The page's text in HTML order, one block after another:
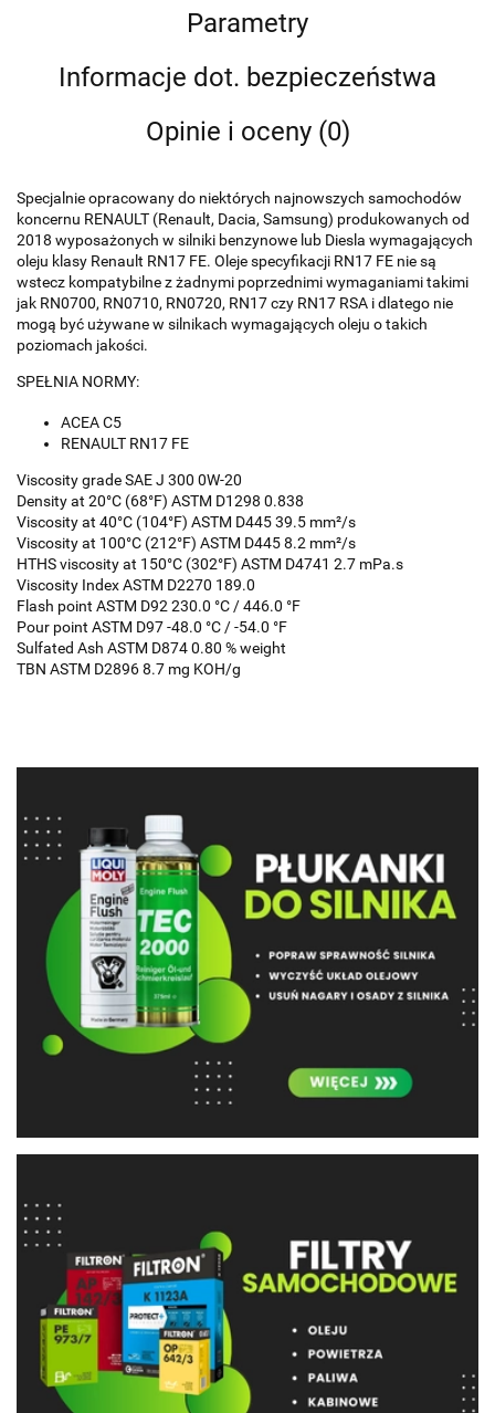
Parametry
Informacje dot. bezpieczeństwa
Opinie i oceny (0)
Specjalnie opracowany do niektórych najnowszych samochodów
koncernu RENAULT (Renault, Dacia, Samsung) produkowanych od
2018 wyposażonych w silniki benzynowe lub Diesla wymagających
oleju klasy Renault RN17 FE. Oleje specyfikacji RN17 FE nie są
wstecz kompatybilne z żadnymi poprzednimi wymaganiami takimi
jak RN0700, RN0710, RN0720, RN17 czy RN17 RSA i dlatego nie
mogą być używane w silnikach wymagających oleju o takich
poziomach jakości.
SPEŁNIA NORMY:
ACEA C5
RENAULT RN17 FE
Viscosity grade SAE J 300 0W-20
Density at 20°C (68°F) ASTM D1298 0.838
Viscosity at 40°C (104°F) ASTM D445 39.5 mm²/s
Viscosity at 100°C (212°F) ASTM D445 8.2 mm²/s
HTHS viscosity at 150°C (302°F) ASTM D4741 2.7 mPa.s
Viscosity Index ASTM D2270 189.0
Flash point ASTM D92 230.0 °C / 446.0 °F
Pour point ASTM D97 -48.0 °C / -54.0 °F
Sulfated Ash ASTM D874 0.80 % weight
TBN ASTM D2896 8.7 mg KOH/g